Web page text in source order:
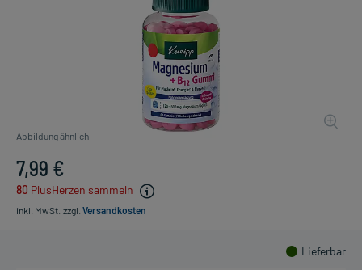
Abbildung ähnlich
7,99 €
80 PlusHerzen sammeln
inkl. MwSt. zzgl. Versandkosten
Lieferbar